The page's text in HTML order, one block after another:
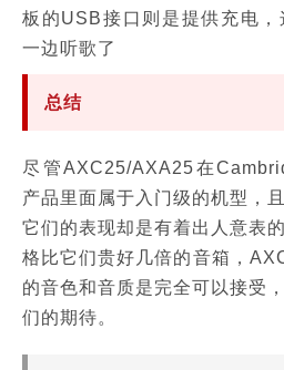
板的USB接口则是提供充电，
一边听歌了
总结
尽管AXC25/AXA25在
产品里面属于入门级的机型，
它们的表现却是有着出人意表
格比它们贵好几倍的音箱，
的音色和音质是完全可以接受
们的期待。